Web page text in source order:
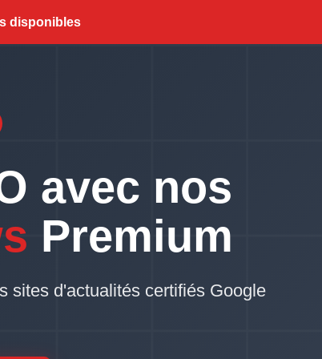
disponibles
avec nos
Premium
sites d'actualités certifiés Google